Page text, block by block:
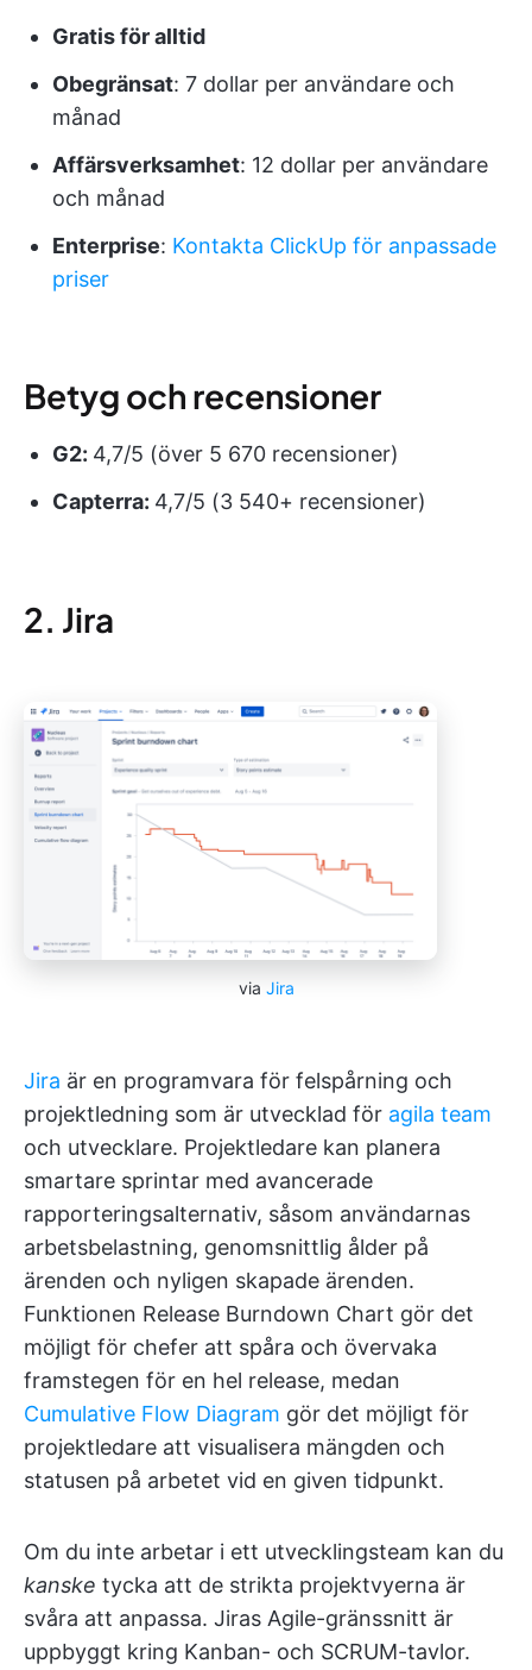
Gratis för alltid
Obegränsat: 7 dollar per användare och
månad
Affärsverksamhet: 12 dollar per användare
och månad
Enterprise: Kontakta ClickUp för anpassade
priser
Betyg och recensioner
G2: 4,7/5 (över 5 670 recensioner)
Capterra: 4,7/5 (3 540+ recensioner)
2. Jira
via Jira
Jira är en programvara för felspårning och
projektledning som är utvecklad för agila team
och utvecklare. Projektledare kan planera
smartare sprintar med avancerade
rapporteringsalternativ, såsom användarnas
arbetsbelastning, genomsnittlig ålder på
ärenden och nyligen skapade ärenden.
Funktionen Release Burndown Chart gör det
möjligt för chefer att spåra och övervaka
framstegen för en hel release, medan
Cumulative Flow Diagram gör det möjligt för
projektledare att visualisera mängden och
statusen på arbetet vid en given tidpunkt.
Om du inte arbetar i ett utvecklingsteam kan du
kanske tycka att de strikta projektvyerna är
svåra att anpassa. Jiras Agile-gränssnitt är
uppbyggt kring Kanban- och SCRUM-tavlor.